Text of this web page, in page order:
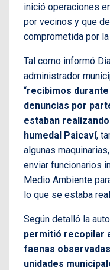
inició operaciones
por vecinos y que
comprometida por
Tal como informó
administrador
“recibimos
denuncias por
estaban
humedal Paicaví,
algunas
enviar funcionarios
Medio Ambiente
lo que se estaba
Según detalló la
permitió recopilar
faenas observadas
unidades